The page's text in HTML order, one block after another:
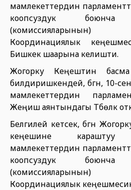
мамлекеттердин
коопсуздук боюнча
(комиссияларынын)
Координациялык
Бишкек шаарына келишти.
Жогорку Кеңештин
билдиришкендей, бүгүн, 10-
мамлекеттердин
Жеңиш аянтындагы Түбөлүк
Белгилей кетсек, бүгүн
кеңешине
мамлекеттердин
коопсуздук боюнча
(комиссияларынын)
Координациялык